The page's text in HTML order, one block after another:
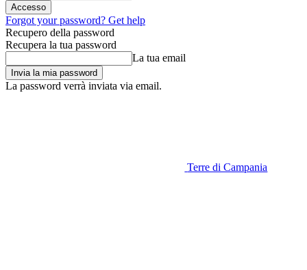
Forgot your password? Get help
Recupero della password
Recupera la tua password
La tua email
La password verrà inviata via email.
Terre di Campania